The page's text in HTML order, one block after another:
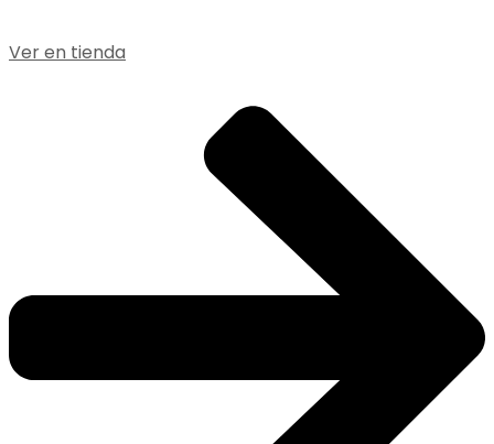
Ver en tienda